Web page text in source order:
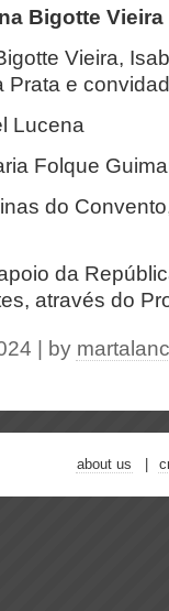
Bigotte Vieira
Vieira,
Prata e
Lucena
Folque
do
da
através do
| by
about us